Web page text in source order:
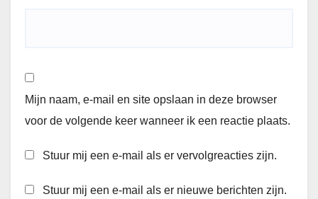
Mijn naam, e-mail en site opslaan in deze browser
voor de volgende keer wanneer ik een reactie plaats.
Stuur mij een e-mail als er vervolgreacties zijn.
Stuur mij een e-mail als er nieuwe berichten zijn.